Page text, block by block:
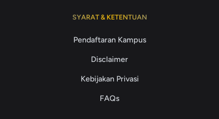
SYARAT & KETENTUAN
Pendaftaran Kampus
Disclaimer
Kebijakan Privasi
FAQs